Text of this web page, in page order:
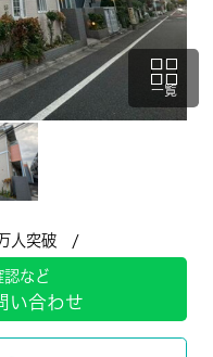
一覧
人突破 /
認など
い合わせ